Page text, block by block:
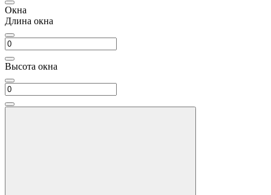
Окна
Длина окна
Высота окна